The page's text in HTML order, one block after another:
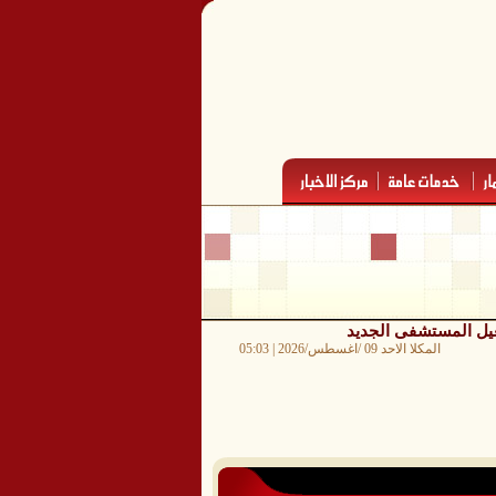
المستشفى الجديد
المكلا الاحد 09 /اغسطس/2026 | 05:03